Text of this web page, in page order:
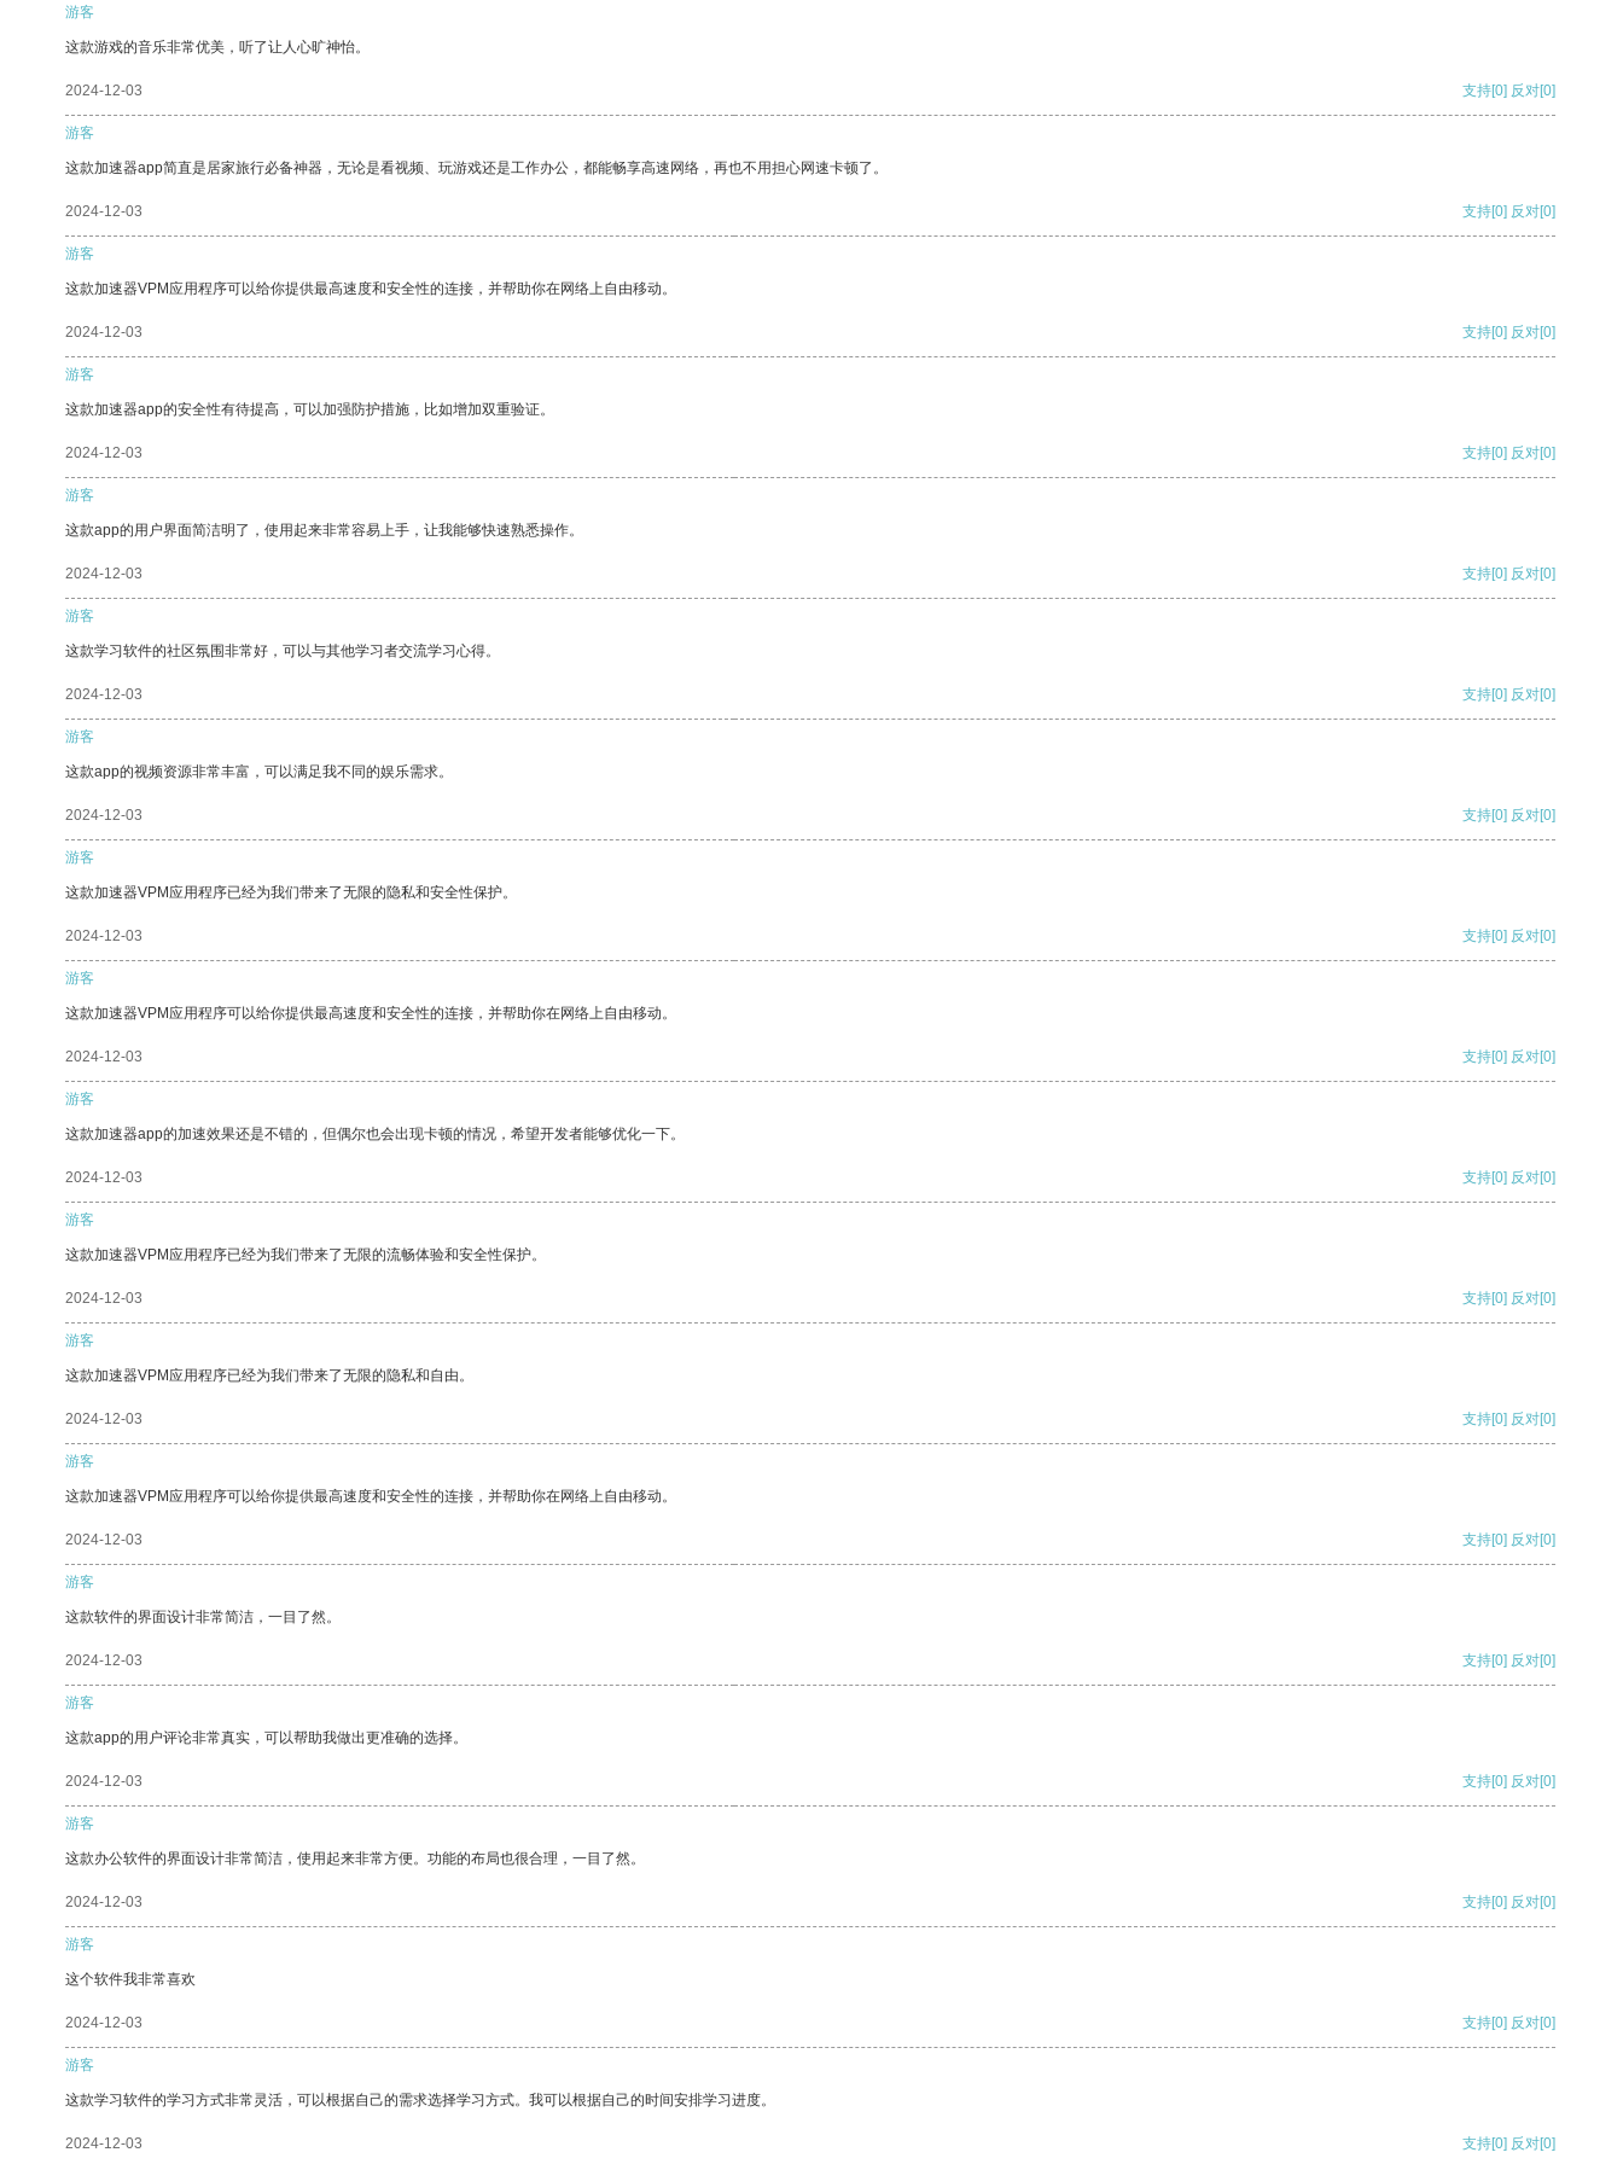
游客
这款游戏的音乐非常优美，听了让人心旷神怡。
2024-12-03 支持[0] 反对[0]
游客
这款加速器app简直是居家旅行必备神器，无论是看视频、玩游戏还是工作办公，都能畅享高速网络，再也不用担心网速卡顿了。
2024-12-03 支持[0] 反对[0]
游客
这款加速器VPM应用程序可以给你提供最高速度和安全性的连接，并帮助你在网络上自由移动。
2024-12-03 支持[0] 反对[0]
游客
这款加速器app的安全性有待提高，可以加强防护措施，比如增加双重验证。
2024-12-03 支持[0] 反对[0]
游客
这款app的用户界面简洁明了，使用起来非常容易上手，让我能够快速熟悉操作。
2024-12-03 支持[0] 反对[0]
游客
这款学习软件的社区氛围非常好，可以与其他学习者交流学习心得。
2024-12-03 支持[0] 反对[0]
游客
这款app的视频资源非常丰富，可以满足我不同的娱乐需求。
2024-12-03 支持[0] 反对[0]
游客
这款加速器VPM应用程序已经为我们带来了无限的隐私和安全性保护。
2024-12-03 支持[0] 反对[0]
游客
这款加速器VPM应用程序可以给你提供最高速度和安全性的连接，并帮助你在网络上自由移动。
2024-12-03 支持[0] 反对[0]
游客
这款加速器app的加速效果还是不错的，但偶尔也会出现卡顿的情况，希望开发者能够优化一下。
2024-12-03 支持[0] 反对[0]
游客
这款加速器VPM应用程序已经为我们带来了无限的流畅体验和安全性保护。
2024-12-03 支持[0] 反对[0]
游客
这款加速器VPM应用程序已经为我们带来了无限的隐私和自由。
2024-12-03 支持[0] 反对[0]
游客
这款加速器VPM应用程序可以给你提供最高速度和安全性的连接，并帮助你在网络上自由移动。
2024-12-03 支持[0] 反对[0]
游客
这款软件的界面设计非常简洁，一目了然。
2024-12-03 支持[0] 反对[0]
游客
这款app的用户评论非常真实，可以帮助我做出更准确的选择。
2024-12-03 支持[0] 反对[0]
游客
这款办公软件的界面设计非常简洁，使用起来非常方便。功能的布局也很合理，一目了然。
2024-12-03 支持[0] 反对[0]
游客
这个软件我非常喜欢
2024-12-03 支持[0] 反对[0]
游客
这款学习软件的学习方式非常灵活，可以根据自己的需求选择学习方式。我可以根据自己的时间安排学习进度。
2024-12-03 支持[0] 反对[0]